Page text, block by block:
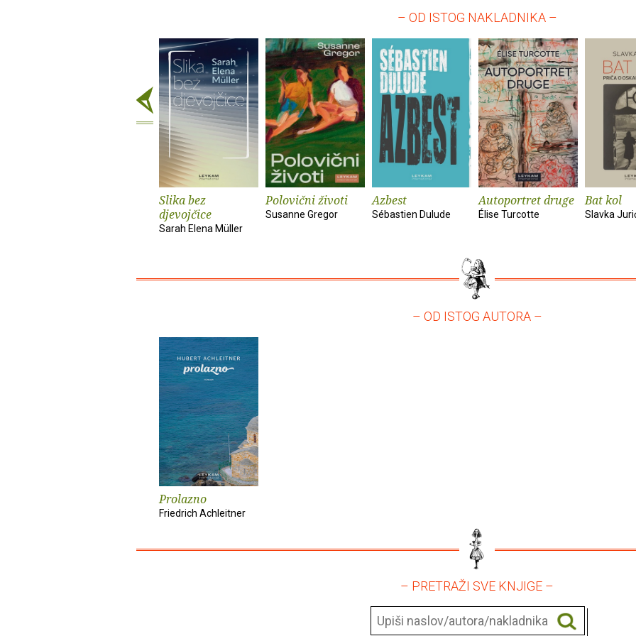
– OD ISTOG NAKLADNIKA –
Slika bez
djevojčice
Sarah Elena Müller
Polovični životi
Susanne Gregor
Azbest
Sébastien Dulude
Autoportret druge
Élise Turcotte
Bat kol
Slavka
– OD ISTOG AUTORA –
Prolazno
Friedrich Achleitner
– PRETRAŽI SVE KNJIGE –